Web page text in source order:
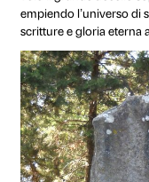
Parigi, Institut de
nell’aria. Sono
volontà di
più famoso è
Zoroastro da
porte di Firenze,